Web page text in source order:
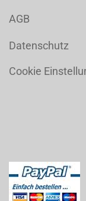
AGB
Datenschutz
Cookie